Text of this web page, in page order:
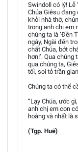
Swindoll có lý! Lễ
Chúa Giêsu đang
khỏi nhà thờ,
trong anh chị em
chúng ta là ‘Đền
ngày, Ngài đến
chất Chúa, bớt
hơn!’. Qua chúng
qua chúng ta,
tối, soi tỏ trần
Chúng ta có thể
“Lạy Chúa, ước
anh chị em con
hoàng và nhất là
(Tgp. Huế)